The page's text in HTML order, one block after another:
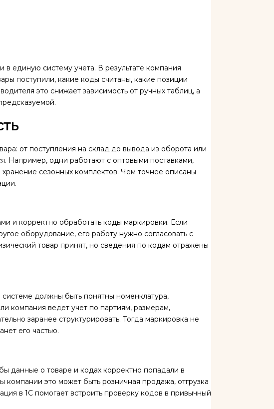
единую систему учета. В результате компания
поступили, какие коды считаны, какие позиции
это снижает зависимость от ручных таблиц, а
от поступления на склад до вывода из оборота или
Например, одни работают с оптовыми поставками,
сезонных комплектов. Чем точнее описаны
и корректно обработать коды маркировки. Если
оборудование, его работу нужно согласовать с
товар принят, но сведения по кодам отражены
должны быть понятны номенклатура,
компания ведет учет по партиям, размерам,
заранее структурировать. Тогда маркировка не
его частью.
данные о товаре и кодах корректно попадали в
это может быть розничная продажа, отгрузка
в 1С помогает встроить проверку кодов в привычный